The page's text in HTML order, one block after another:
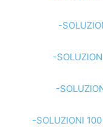
-
-
-
-SOLUZIONI